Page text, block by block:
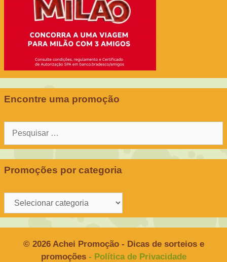
Encontre uma promoção
Pesquisar
Promoções por categoria
Promoções
por
© 2026 Achei Promoção - Dicas de sorteios e
promoções - Política de Privacidade